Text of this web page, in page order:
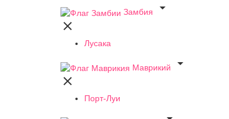
Замбия


Лусака
Маврикий


Порт-Луи